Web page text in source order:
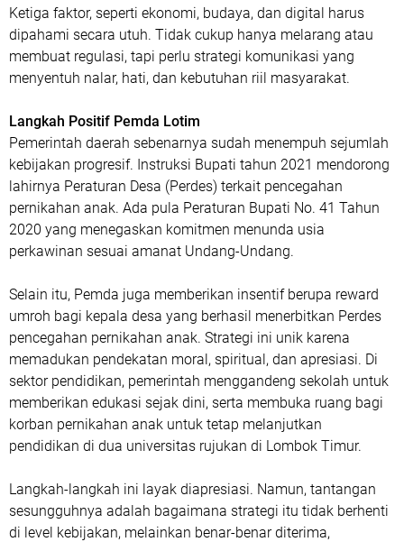
Ketiga faktor, seperti ekonomi, budaya, dan digital harus
dipahami secara utuh. Tidak cukup hanya melarang atau
membuat regulasi, tapi perlu strategi komunikasi yang
menyentuh nalar, hati, dan kebutuhan riil masyarakat.
Langkah Positif Pemda Lotim
Pemerintah daerah sebenarnya sudah menempuh sejumlah
kebijakan progresif. Instruksi Bupati tahun 2021 mendorong
lahirnya Peraturan Desa (Perdes) terkait pencegahan
pernikahan anak. Ada pula Peraturan Bupati No. 41 Tahun
2020 yang menegaskan komitmen menunda usia
perkawinan sesuai amanat Undang-Undang.
Selain itu, Pemda juga memberikan insentif berupa reward
umroh bagi kepala desa yang berhasil menerbitkan Perdes
pencegahan pernikahan anak. Strategi ini unik karena
memadukan pendekatan moral, spiritual, dan apresiasi. Di
sektor pendidikan, pemerintah menggandeng sekolah untuk
memberikan edukasi sejak dini, serta membuka ruang bagi
korban pernikahan anak untuk tetap melanjutkan
pendidikan di dua universitas rujukan di Lombok Timur.
Langkah-langkah ini layak diapresiasi. Namun, tantangan
sesungguhnya adalah bagaimana strategi itu tidak berhenti
di level kebijakan, melainkan benar-benar diterima,